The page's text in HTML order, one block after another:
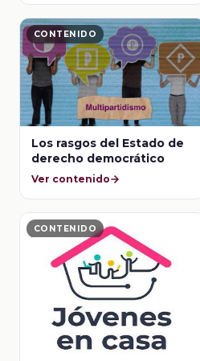
CONTENIDO
Los rasgos del Estado de
derecho democrático
Ver contenido
CONTENIDO